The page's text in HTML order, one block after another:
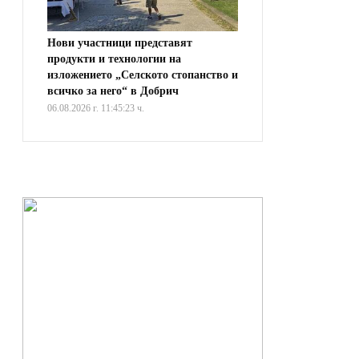
Нови участници представят
продукти и технологии на
изложението „Селското стопанство и
всичко за него“ в Добрич
06.08.2026 г. 11:45:23 ч.